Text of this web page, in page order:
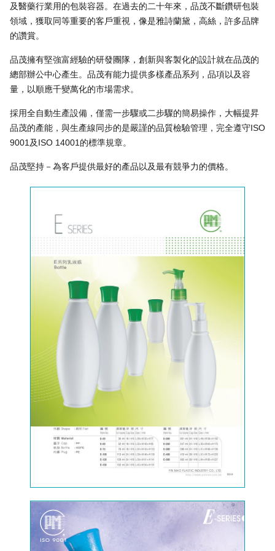
及醫藥行業用的包裝容器。在過去的二十年來，品茂不斷鑽研包裝
領域，獲取同等重要的客戶重視，像是雅詩蘭黛，高絲，許多品牌
的讚賞。
品茂擁有堅強富經驗的研發團隊，創新與客製化的設計就在品茂的
總部辦公中心產生。品茂有能力提供多樣產品系列，品項以及容
量，以順應千變萬化的市場需求。
採用全自動生產設備，僅需一步驟或二步驟的簡易操作，大幅提昇
品茂的產能，與生產線同步的是嚴謹的品質檢驗管理，完全遵守ISO
9001及ISO 14001的標準規章。
品茂堅持－為客戶提供最好的產品以及最有競爭力的價格。